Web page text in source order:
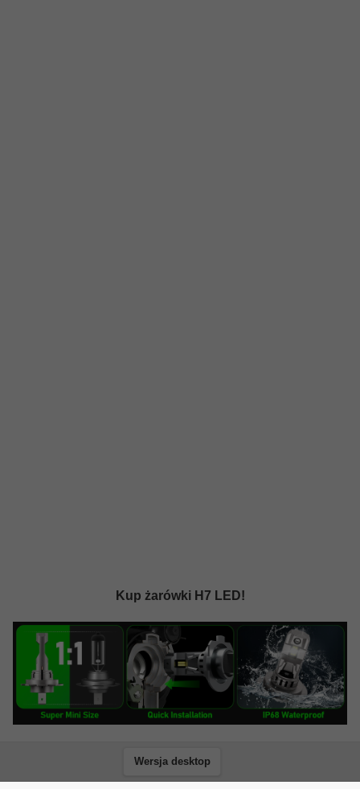
Kup żarówki H7 LED!
Wersja desktop